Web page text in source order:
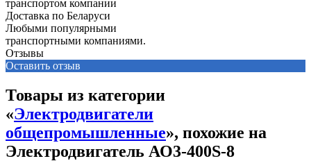
Доставка по Беларуси
Любыми популярными
транспортными компаниями.
Отзывы
Оставить отзыв
Товары из категории
«Электродвигатели
общепромышленные», похожие на
Электродвигатель АО3-400S-8